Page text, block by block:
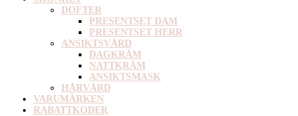
DOFTER
PRESENTSET DAM
PRESENTSET HERR
ANSIKTSVÅRD
DAGKRÄM
NATTKRÄM
ANSIKTSMASK
HÅRVÅRD
VARUMÄRKEN
RABATTKODER